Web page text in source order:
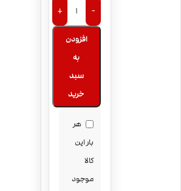
-
+
افزودن
به
سبد
خرید
هر
بار این
کالا
موجود